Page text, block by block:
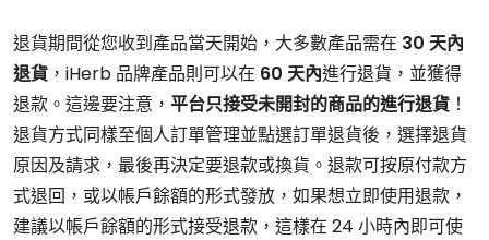
退貨期間從您收到產品當天開始，大多數產品需在 30 天內
退貨 ，iHerb 品牌產品則可以在 60 天內進行退貨，並獲得
退款。這邊要注意， 平台只接受未開封的商品的進行退貨 ！
退貨方式同樣至個人訂單管理並點選訂單退貨後，選擇退貨
原因及請求，最後再決定要退款或換貨。退款可按原付款方
式退回，或以帳戶餘額的形式發放，如果想立即使用退款，
建議以帳戶餘額的形式接受退款，這樣在 24 小時內即可使